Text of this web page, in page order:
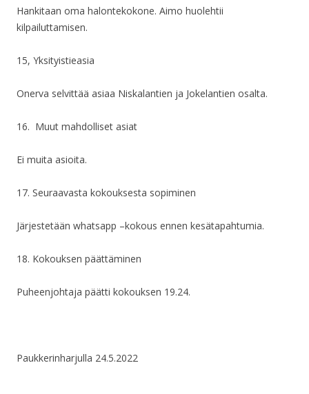
Hankitaan oma halontekokone. Aimo huolehtii
kilpailuttamisen.
15, Yksityistieasia
Onerva selvittää asiaa Niskalantien ja Jokelantien osalta.
16. Muut mahdolliset asiat
Ei muita asioita.
17. Seuraavasta kokouksesta sopiminen
Järjestetään whatsapp –kokous ennen kesätapahtumia.
18. Kokouksen päättäminen
Puheenjohtaja päätti kokouksen 19.24.
Paukkerinharjulla 24.5.2022